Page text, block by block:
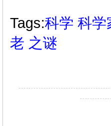
Tags:科学 科学
老 之谜